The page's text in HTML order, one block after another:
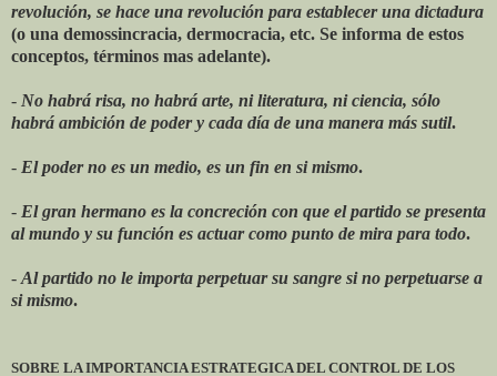
revolución, se hace una revolución para establecer una dictadura
(o una demossincracia, dermocracia, etc. Se informa de estos
conceptos, términos mas adelante).
- No habrá risa, no habrá arte, ni literatura, ni ciencia, sólo
habrá ambición de poder y cada día de una manera más sutil.
- El poder no es un medio, es un fin en si mismo.
- El gran hermano es la concreción con que el partido se presenta
al mundo y su función es actuar como punto de mira para todo.
- Al partido no le importa perpetuar su sangre si no perpetuarse a
si mismo.
SOBRE LA IMPORTANCIA ESTRATEGICA DEL CONTROL DE LOS